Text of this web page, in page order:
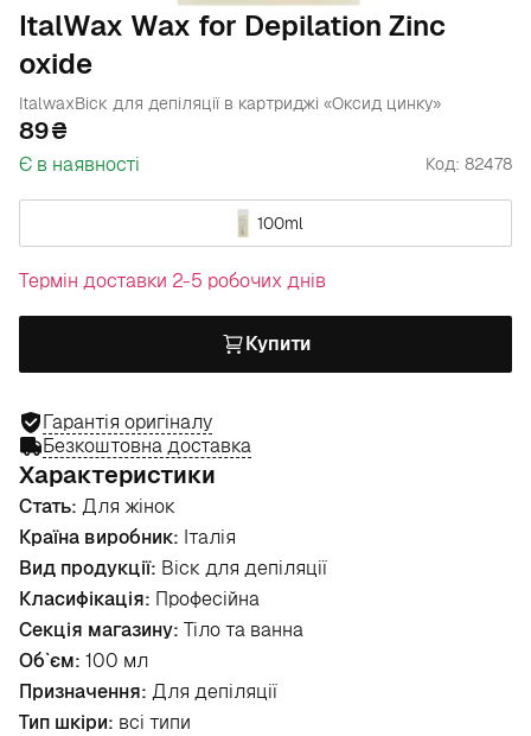
ItalWax Wax for Depilation Zinc
oxide
ItalwaxВіск для депіляції в картриджі «Оксид цинку»
89
Є в наявності Код: 82478
100ml
Термін доставки 2-5 робочих днів
Купити
Гарантія оригіналу
Безкоштовна доставка
Характеристики
Стать: Для жінок
Країна виробник: Італія
Вид продукції: Віск для депіляції
Класифікація: Професійна
Секція магазину: Тіло та ванна
Об`єм: 100 мл
Призначення: Для депіляції
Тип шкіри: всі типи